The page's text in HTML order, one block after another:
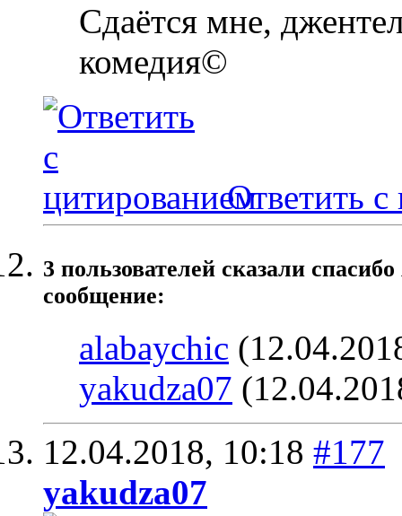
Сдаётся мне,
комедия©
Ответить с
3 пользователей сказали
сообщение:
alabaychic
yakudza07
12.04.2018, 10:18 #177
yakudza07